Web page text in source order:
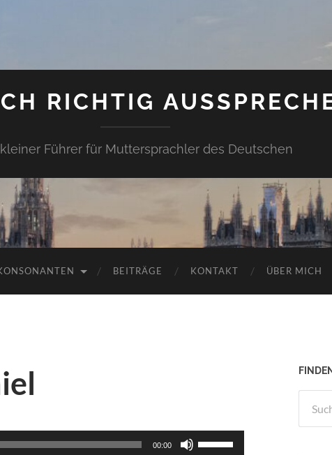
RICHTIG
Führer für Muttersprachler des Deutschen
BEITRÄGE KONTAKT ÜBER MICH
00:00
nach: